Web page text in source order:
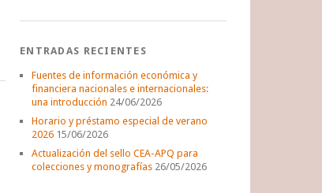
ENTRADAS RECIENTES
Fuentes de información económica y
financiera nacionales e internacionales:
una introducción 24/06/2026
Horario y préstamo especial de verano
2026 15/06/2026
Actualización del sello CEA-APQ para
colecciones y monografías 26/05/2026